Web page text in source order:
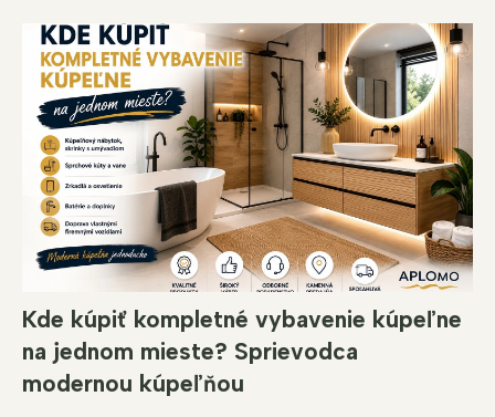
Kde kúpiť kompletné vybavenie kúpeľne
na jednom mieste? Sprievodca
modernou kúpeľňou